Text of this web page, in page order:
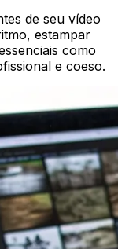
de seu vídeo
estampar
como
e coeso.